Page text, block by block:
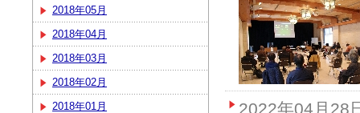
2018年05月
2018年04月
2018年03月
2018年02月
2018年01月
2022年04月28